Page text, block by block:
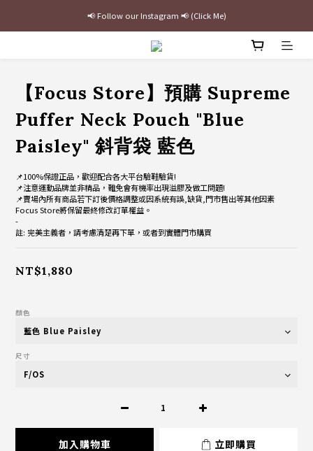
最新三方聯名倒鉤，火熱預購接單中🔥
【Focus Store】預購 Supreme
Puffer Neck Pouch "Blue
Paisley" 斜背袋 藍色
📌100%保證正品，歡迎配合各大平台驗鞋驗貨!
📌注意運動品牌並非精品，難免會有機率出現溢膠及做工問題!
📌賣場內所有商品若下訂後價格調整或因系統有誤,缺貨,門市售出等其他因素
Focus Store將保留最終修改訂單權益。
-
註: 完美主義者，請考慮清楚再下單，或者到實體門市購買
NT$1,880
顏色
尺寸
加入購物車 立即購買